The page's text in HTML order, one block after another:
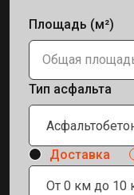
Площадь (м²)
Тип асфальта
Доставка
От 0 км до 10